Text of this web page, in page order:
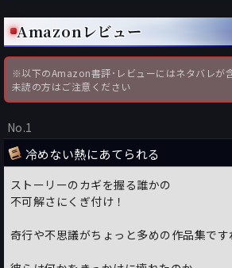
Amazonレビュー
※以下のAmazon書評･レビューにはネタバレが
未読の方はご注意ください
No.1
冷めない熱にあてられる
ストーリーのカギを握る誰かの
不可解さにくぎ付け！
奇行や不思議がちょっと多めの作品集です